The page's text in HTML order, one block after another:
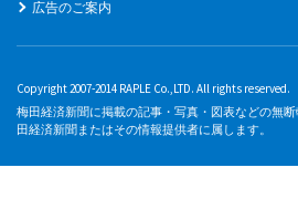
広告のご案内
Copyright 2007-2014 RAPLE Co.,LTD. All rights reserved.
梅田経済新聞に掲載の記事・写真・図表などの無
田経済新聞またはその情報提供者に属します。